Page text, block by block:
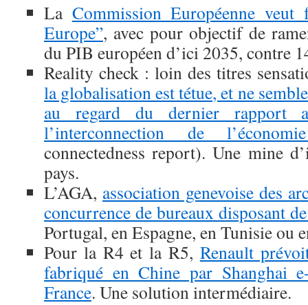
La Commission Européenne
Europe”, avec pour objectif de
du PIB européen d’ici 2035, contre
Reality check : loin des titres
la globalisation est tétue, et ne
au regard du dernier rapport
l’interconnection de
connectedness report). Une mine
pays.
L’AGA, association genevoise des
concurrence de bureaux disposant
Portugal, en Espagne, en Tunisie ou
Pour la R4 et la R5, Renault
fabriqué en Chine par Shanghai
France. Une solution intermédiaire.